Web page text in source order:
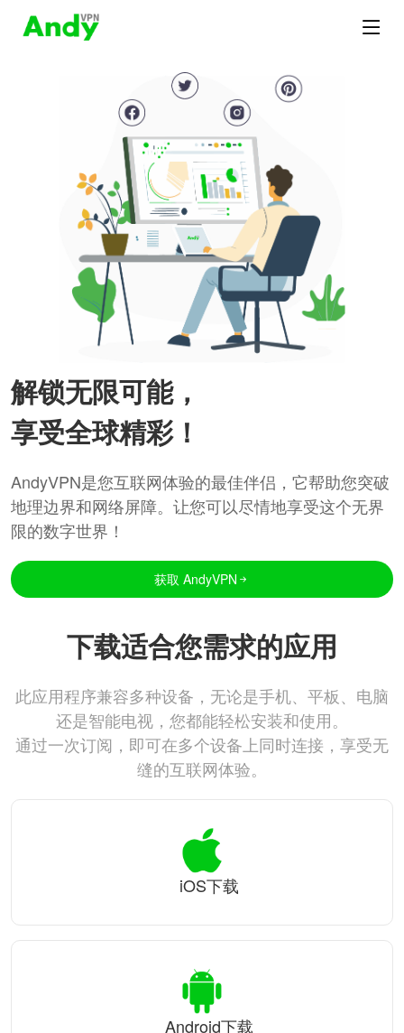
解锁无限可能，
享受全球精彩！
AndyVPN是您互联网体验的最佳伴侣，它帮助您突破
地理边界和网络屏障。让您可以尽情地享受这个无界
限的数字世界！
获取 AndyVPN
下载适合您需求的应用
此应用程序兼容多种设备，无论是手机、平板、电脑
还是智能电视，您都能轻松安装和使用。
通过一次订阅，即可在多个设备上同时连接，享受无
缝的互联网体验。
iOS下载
Android下载